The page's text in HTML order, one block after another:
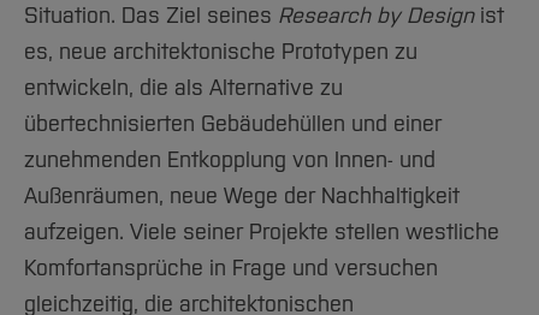
Situation. Das Ziel seines Research by Designist
es, neue architektonische Prototypen zu
entwickeln, die als Alternative zu
übertechnisierten Gebäudehüllen und einer
zunehmenden Entkopplung von Innen- und
Außenräumen, neue Wege der Nachhaltigkeit
aufzeigen. Viele seiner Projekte stellen westliche
Komfortansprüche in Frage und versuchen
gleichzeitig, die architektonischen